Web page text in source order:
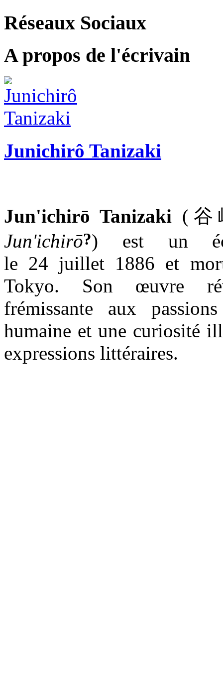
Réseaux Sociaux
A propos de l'écrivain
Junichirô Tanizaki
Jun'ichirō Tanizaki (
Jun'ichirō?) est un
le 24 juillet 1886 et
Tokyo. Son œuvre
frémissante aux
humaine et une curiosité
expressions littéraires.